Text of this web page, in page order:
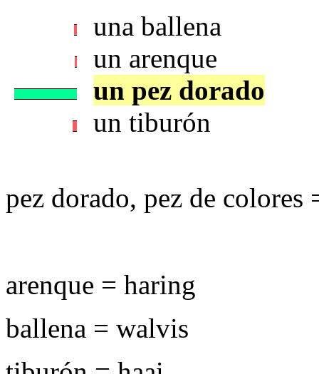
una ballena
un arenque
un pez dorado
un tiburón
pez dorado, pez de colores
arenque = haring
ballena = walvis